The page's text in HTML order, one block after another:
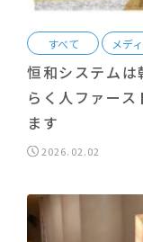
すべて メデ
恒和システム
らく人ファー
ます
2026.02.02